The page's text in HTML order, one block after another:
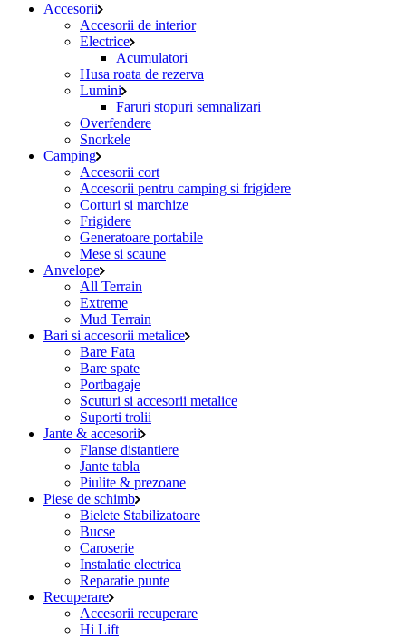
Accesorii
Accesorii de interior
Electrice
Acumulatori
Husa roata de rezerva
Lumini
Faruri stopuri semnalizari
Overfendere
Snorkele
Camping
Accesorii cort
Accesorii pentru camping si frigidere
Corturi si marchize
Frigidere
Generatoare portabile
Mese si scaune
Anvelope
All Terrain
Extreme
Mud Terrain
Bari si accesorii metalice
Bare Fata
Bare spate
Portbagaje
Scuturi si accesorii metalice
Suporti trolii
Jante & accesorii
Flanse distantiere
Jante tabla
Piulite & prezoane
Piese de schimb
Bielete Stabilizatoare
Bucse
Caroserie
Instalatie electrica
Reparatie punte
Recuperare
Accesorii recuperare
Hi Lift